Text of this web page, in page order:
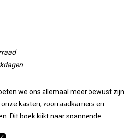
we ons allemaal meer bewust zijn
kasten, voorraadkamers en
Dit boek kijkt naar spannende